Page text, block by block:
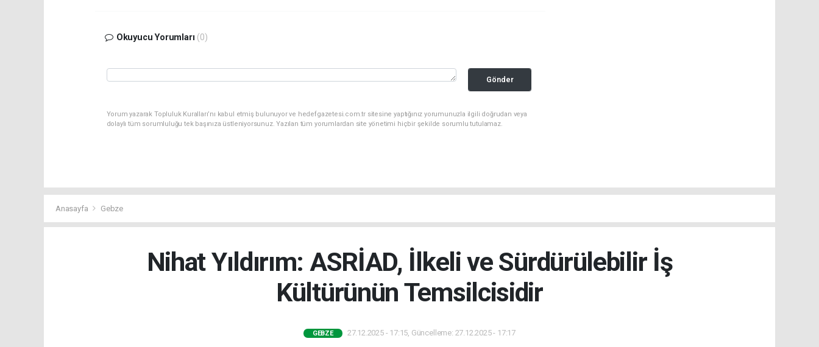
Okuyucu Yorumları (0)
Gönder
Yorum yazarak Topluluk Kuralları’nı kabul etmiş bulunuyor ve hedefgazetesi.com.tr sitesine yaptığınız yorumunuzla ilgili doğrudan veya
dolaylı tüm sorumluluğu tek başınıza üstleniyorsunuz. Yazılan tüm yorumlardan site yönetimi hiçbir şekilde sorumlu tutulamaz.
Anasayfa Gebze
Nihat Yıldırım: ASRİAD, İlkeli ve Sürdürülebilir İş
Kültürünün Temsilcisidir
GEBZE 27.12.2025 - 17:15, Güncelleme: 27.12.2025 - 17:17